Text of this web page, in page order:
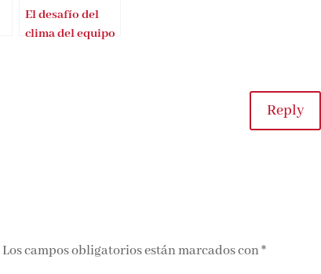
El desafío del
clima del equipo
Reply
Los campos obligatorios están marcados con*